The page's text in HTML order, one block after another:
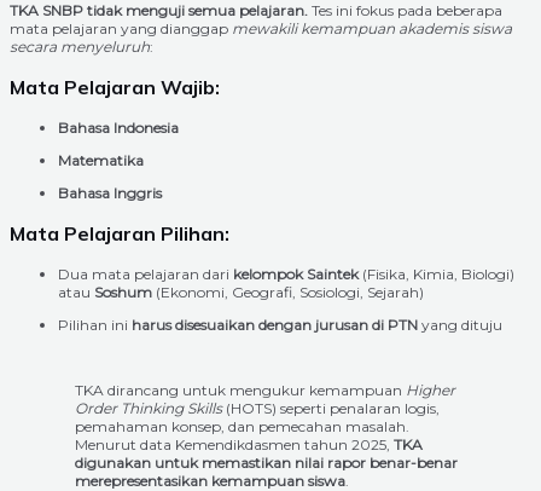
TKA SNBP tidak menguji semua pelajaran. Tes ini fokus pada beberapa
mata pelajaran yang dianggap mewakili kemampuan akademis siswa
secara menyeluruh:
Mata Pelajaran Wajib:
Bahasa Indonesia
Matematika
Bahasa Inggris
Mata Pelajaran Pilihan:
Dua mata pelajaran dari kelompok Saintek(Fisika, Kimia, Biologi)
atau Soshum (Ekonomi, Geografi, Sosiologi, Sejarah)
Pilihan ini harus disesuaikan dengan jurusan di PTN yang dituju
TKA dirancang untuk mengukur kemampuan Higher
Order Thinking Skills(HOTS) seperti penalaran logis,
pemahaman konsep, dan pemecahan masalah.
Menurut data Kemendikdasmen tahun 2025,TKA
digunakan untuk memastikan nilai rapor benar-benar
merepresentasikan kemampuan siswa